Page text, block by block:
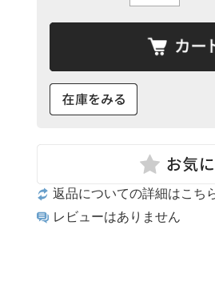
返品についての詳細はこち
レビューはありません